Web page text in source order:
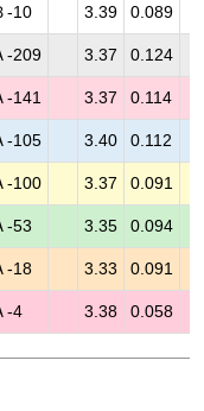
-10 3.39 0.089
-209 3.37 0.124
-141 3.37 0.114
-105 3.40 0.112
-100 3.37 0.091
-53 3.35 0.094
-18 3.33 0.091
-4 3.38 0.058